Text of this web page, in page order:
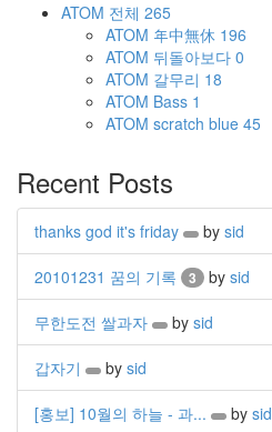
ATOM 전체 265
ATOM 年中無休 196
ATOM 뒤돌아보다 0
ATOM 갈무리 18
ATOM Bass 1
ATOM scratch blue 45
Recent Posts
thanks god it's friday by sid
20101231 꿈의 기록 3 by sid
무한도전 쌀과자 by sid
갑자기 by sid
[홍보] 10월의 하늘 - 과... by sid